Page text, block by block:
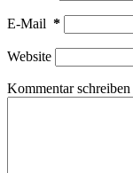
E-Mail *
Website
Kommentar schreiben